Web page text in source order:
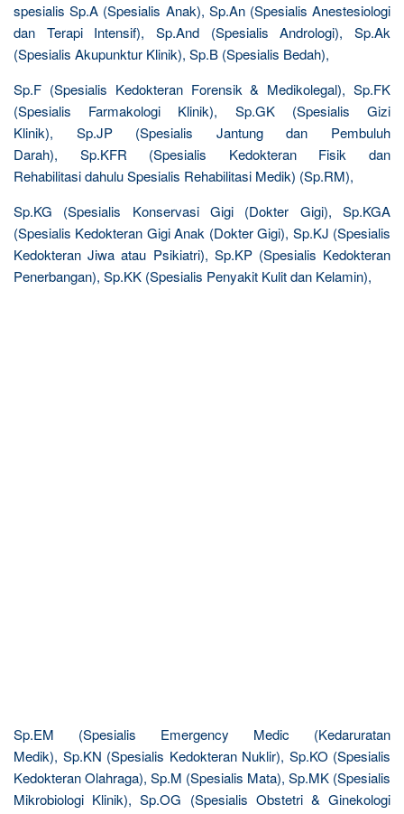
spesialis Sp.A (Spesialis Anak), Sp.An (Spesialis Anestesiologi
dan Terapi Intensif), Sp.And (Spesialis Andrologi), Sp.Ak
(Spesialis Akupunktur Klinik), Sp.B (Spesialis Bedah),
Sp.F (Spesialis Kedokteran Forensik & Medikolegal), Sp.FK
(Spesialis Farmakologi Klinik), Sp.GK (Spesialis Gizi
Klinik), Sp.JP (Spesialis Jantung dan Pembuluh
Darah), Sp.KFR (Spesialis Kedokteran Fisik dan
Rehabilitasi dahulu Spesialis Rehabilitasi Medik) (Sp.RM),
Sp.KG (Spesialis Konservasi Gigi (Dokter Gigi), Sp.KGA
(Spesialis Kedokteran Gigi Anak (Dokter Gigi), Sp.KJ (Spesialis
Kedokteran Jiwa atau Psikiatri), Sp.KP (Spesialis Kedokteran
Penerbangan), Sp.KK (Spesialis Penyakit Kulit dan Kelamin),
Sp.EM (Spesialis Emergency Medic (Kedaruratan
Medik), Sp.KN (Spesialis Kedokteran Nuklir), Sp.KO (Spesialis
Kedokteran Olahraga), Sp.M (Spesialis Mata), Sp.MK (Spesialis
Mikrobiologi Klinik), Sp.OG (Spesialis Obstetri & Ginekologi